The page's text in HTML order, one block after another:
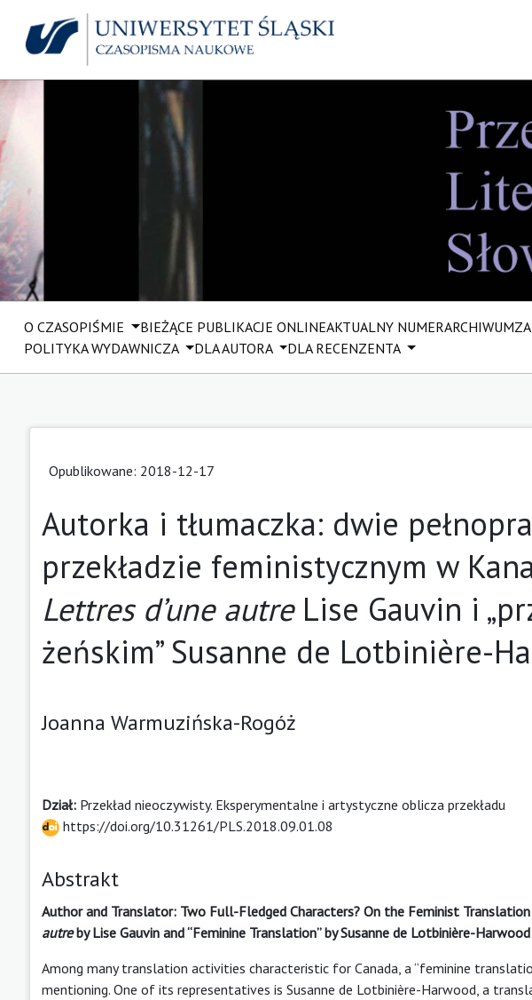
O CZASOPIŚMIE BIEŻĄCE PUBLIKACJE ONLINEAKTUALNY NUMERARCHIWUM
POLITYKA WYDAWNICZA
DLA AUTORA DLA RECENZENTA
Opublikowane: 2018-12-17
Autorka i tłumaczka: dwie
przekładzie feministycznym w
Lettres d’une autreLise Gauvin i
żeńskim” Susanne de Lotbinière-
Joanna Warmuzińska-Rogóż
Dział: Przekład nieoczywisty. Eksperymentalne i artystyczne oblicza przekładu
https://doi.org/10.31261/PLS.2018.09.01.08
Abstrakt
Author and Translator: Two Full-Fledged Characters? On the Feminist
autreby Lise Gauvin and “Feminine Translation”by Susanne de Lotbinière-Harwood
Among many translation activities characteristic for Canada, a “feminine
mentioning. One of its representatives is Susanne de Lotbinière-Harwood, a